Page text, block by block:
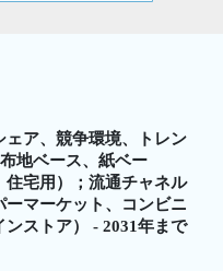
ア、競争環境、トレン
地ベース、紙ベー
住宅用）；流通チャネル
マーケット、コンビニ
ストア） - 2031年まで